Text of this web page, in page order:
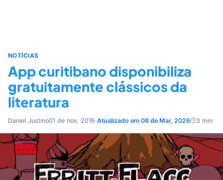
NOTÍCIAS
App curitibano disponibiliza
gratuitamente clássicos da
literatura
Daniel Justino01 de nov, 2016·Atualizado em 08 de Mar, 2026 3 min